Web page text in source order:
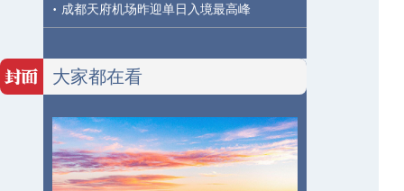
· 成都天府机场昨迎单日入境最高峰
大家都在看